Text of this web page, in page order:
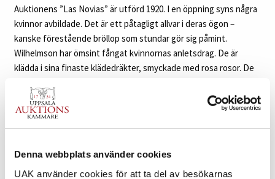
Denna webbplats använder cookies
UAK använder cookies för att ta del av besökarnas
Auktionens ”Las Novias” är utförd 1920. I en öppning syns några
kvinnor avbildade. Det är ett påtagligt allvar i deras ögon –
kanske förestående bröllop som stundar gör sig påmint.
Wilhelmson har ömsint fångat kvinnornas anletsdrag. De är
klädda i sina finaste klädedräkter, smyckade med rosa rosor. De
från utlänningens föreställningsvärld, utan kvinnor som
uppfattas så som de var – värdiga och lågmält färgstarka.
Solskenets Spanien med de starka färgerna finns även här,
Med stor och djup medkänsla skildrade Carl Wilhelmson ett
Spanien från skuggsidan, med en nyfikenhet och stor mänsklig